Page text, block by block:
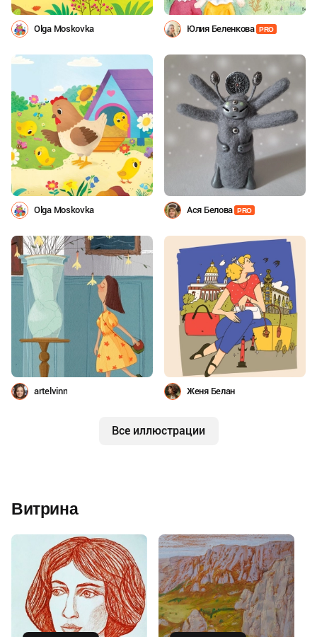
Olga Moskovka Юлия Беленкова PRO
Olga Moskovka Ася Белова PRO
artelvinn Женя Белан
Все иллюстрации
Витрина
Купить Купить